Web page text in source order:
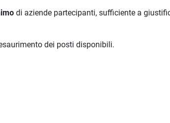
di aziende partecipanti, sufficiente a
dei posti disponibili.